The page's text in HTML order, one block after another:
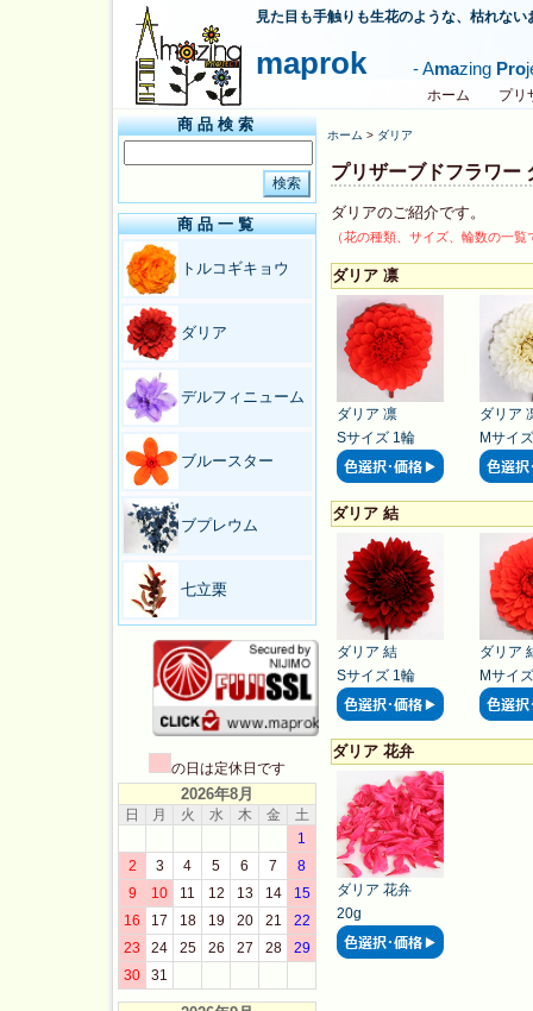
maprok - Amazing Pro
見た目も手触りも生花のような、枯れない
ホーム プリ
商品検索
商品一覧
トルコギキョウ
ダリア
デルフィニューム
ブルースター
ブプレウム
七立栗
の日は定休日です
2026年8月
日 月 火 水 木 金
土
1
2
3 4 5 6 7
8
9
10 11 12 13 14
15
16
17 18 19 20 21
22
23
24 25 26 27 28
29
30
31
ホーム > ダリア
プリザーブドフラワー
ダリアのご紹介です。
（花の種類、サイズ、輪数の一
ダリア 凛
ダリア 凛
Sサイズ 1輪
ダリア
Mサイ
ダリア 結
ダリア 結
Sサイズ 1輪
ダリア
Mサイ
ダリア 花弁
ダリア 花弁
20g